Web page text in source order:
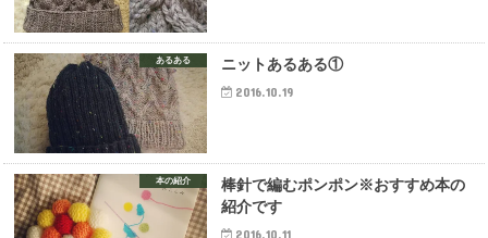
あるある ニットあるある①
2016.10.19
本の紹介
棒針で編むポンポン※おすすめ本の
紹介です
2016.10.11